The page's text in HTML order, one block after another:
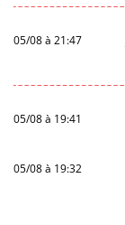
05/08 à 21:47
05/08 à 19:41
05/08 à 19:32